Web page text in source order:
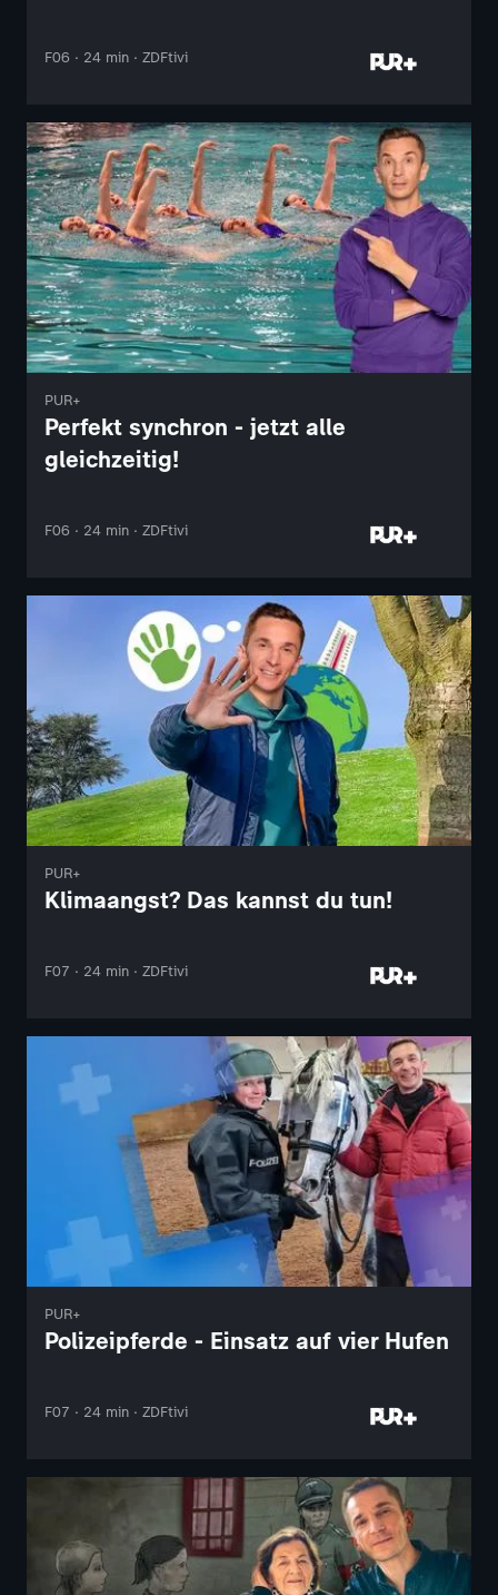
F06 · 24 min · ZDFtivi
PUR+
Perfekt synchron - jetzt alle
gleichzeitig!
F06 · 24 min · ZDFtivi
PUR+
Klimaangst? Das kannst du tun!
F07 · 24 min · ZDFtivi
PUR+
Polizeipferde - Einsatz auf vier Hufen
F07 · 24 min · ZDFtivi